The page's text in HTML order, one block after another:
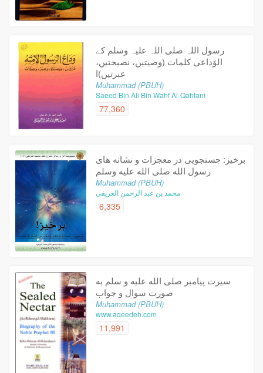
رسول اللہ صلى اللہ علیہ وسلم کے
الوَداعى کلمات (وصیتیں، نصیحتیں،
عبرتیں)ا
Muhammad (PBUH)
Saeed Bin Ali Bin Wahf Al-Qahtani
77,360
برخیز: جستجویی در معجزات و نشانه های
رسول الله صلی الله علیه وسلم
Muhammad (PBUH)
محمد بن عبد الرحمن العريفي
6,335
سيرت پيامبر صلى الله عليه و سلم به
صورت سوال و جواب
Muhammad (PBUH)
www.aqeedeh.com
11,991